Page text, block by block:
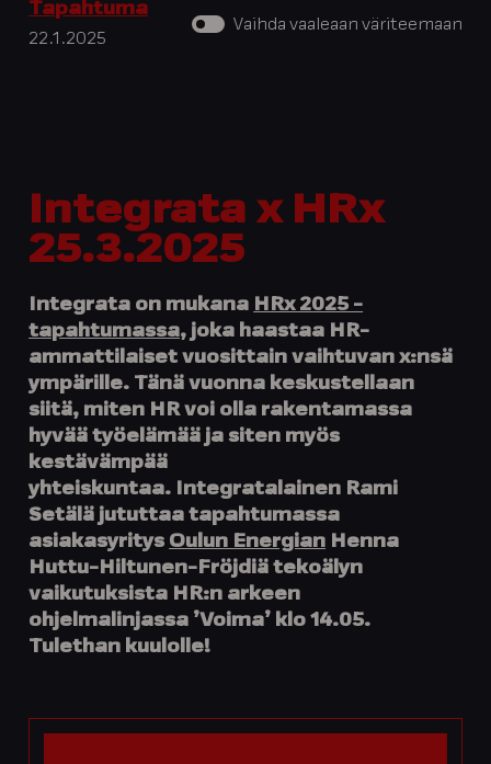
Tapahtuma
22.1.2025
Vaihda vaaleaan väriteemaan
Integrata x HRx
25.3.2025
Integrata on mukana HRx 2025 -
tapahtumassa, joka haastaa HR-
ammattilaiset vuosittain vaihtuvan x:nsä
ympärille. Tänä vuonna keskustellaan
siitä, miten HR voi olla rakentamassa
hyvää työelämää ja siten myös
kestävämpää
yhteiskuntaa.
Integratalainen Rami
Setälä jututtaa tapahtumassa
asiakasyritys Oulun Energian Henna
Huttu-Hiltunen-Fröjd iä tekoälyn
vaikutuksista HR:n arkeen
ohjelmalinjassa ’Voima’ klo 14.05.
Tulethan kuulolle!